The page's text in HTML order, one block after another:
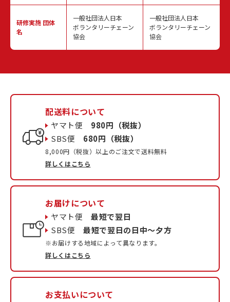
研修実施 団体
名
一般社団法人日本
ボランタリーチェーン
協会
一般社団法人日本
ボランタリーチェーン
協会
配送料について
ヤマト便 980円（税抜）
SBS便 680円（税抜）
8,000円（税抜）以上のご注文で送料無料
詳しくはこちら
お届けについて
ヤマト便最短で翌日
SBS便最短で翌日の日中〜夕方
※お届けする地域によって異なります。
詳しくはこちら
お支払いについて